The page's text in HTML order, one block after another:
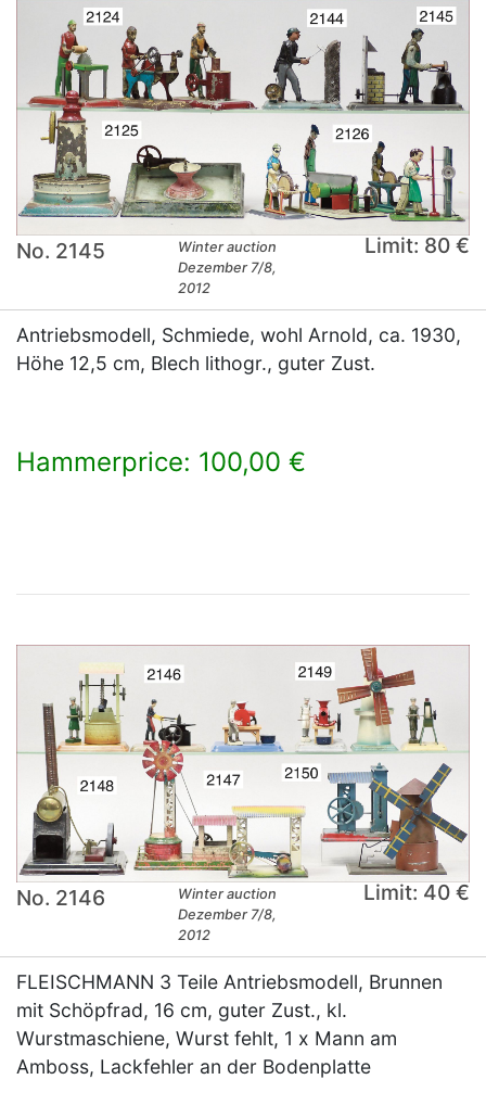
No. 2145
Winter auction
Dezember 7/8,
2012
Limit: 80 €
Antriebsmodell, Schmiede, wohl Arnold, ca. 1930,
Höhe 12,5 cm, Blech lithogr., guter Zust.
Hammerprice: 100,00 €
No. 2146
Winter auction
Dezember 7/8,
2012
Limit: 40 €
FLEISCHMANN 3 Teile Antriebsmodell, Brunnen
mit Schöpfrad, 16 cm, guter Zust., kl.
Wurstmaschiene, Wurst fehlt, 1 x Mann am
Amboss, Lackfehler an der Bodenplatte